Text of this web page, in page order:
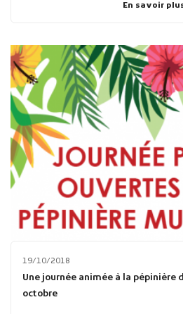
En savoir
19/10/2018
Une journée animée à la pépinière
octobre